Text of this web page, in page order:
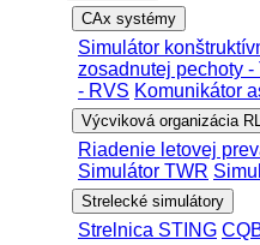
CAx systémy
Simulátor
zosadnutej pechoty -
- RVS Komunikátor
Výcviková organizácia
Riadenie letovej
Simulátor TWR
Strelecké simulátory
Strelnica STING